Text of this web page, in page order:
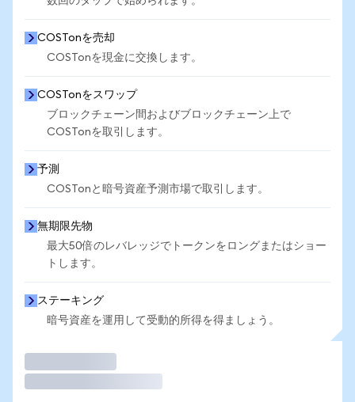
COSTonを売却
COSTonを現金に交換します。
COSTonをスワップ
ブロックチェーン間およびブロックチェーン上で
COSTonを取引します。
予測
COSTonと暗号資産予測市場で取引します。
無期限先物
最大50倍のレバレッジでトークンをロングまたはショー
トします。
ステーキング
暗号資産を運用して受動的所得を得ましょう。